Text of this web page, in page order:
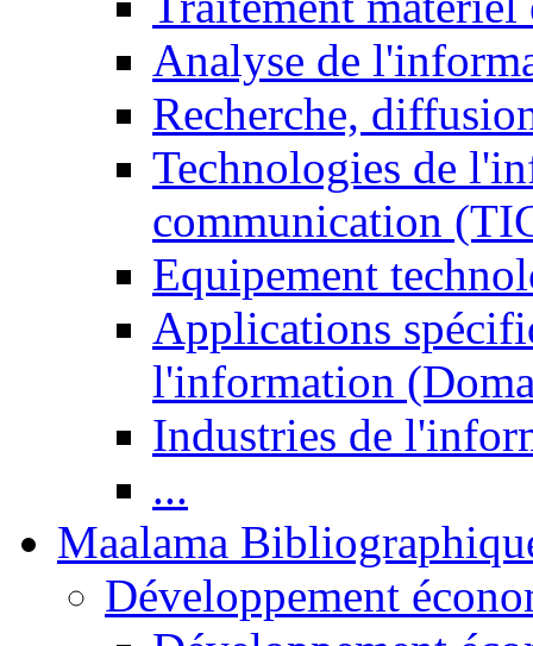
Analyse de
Recherche,
Technologies de
communication
Equipement
Applications
l'information
Industries de
...
Maalama
Développement